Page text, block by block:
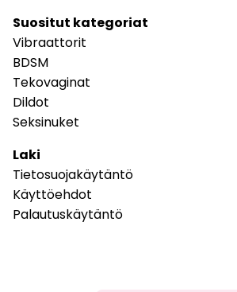
Suositut kategoriat
Vibraattorit
BDSM
Tekovaginat
Dildot
Seksinuket
Laki
Tietosuojakäytäntö
Käyttöehdot
Palautuskäytäntö